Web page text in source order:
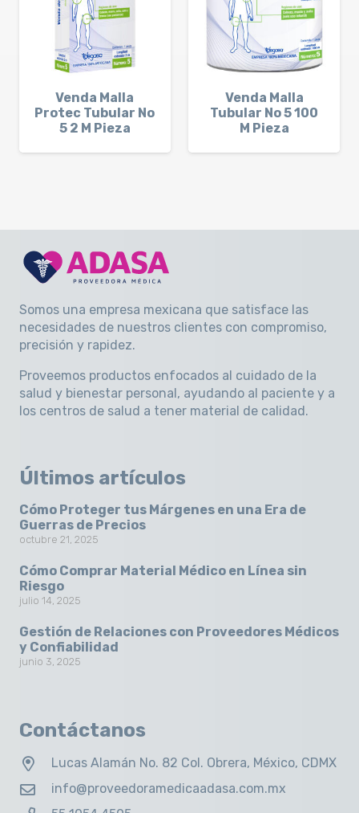
Venda Malla
Protec Tubular No
5 2 M Pieza
Venda Malla
Tubular No 5 100
M Pieza
Somos una empresa mexicana que satisface las
necesidades de nuestros clientes con compromiso,
precisión y rapidez.
Proveemos productos enfocados al cuidado de la
salud y bienestar personal, ayudando al paciente y a
los centros de salud a tener material de calidad.
Últimos artículos
Cómo Proteger tus Márgenes en una Era de
Guerras de Precios
octubre 21, 2025
Cómo Comprar Material Médico en Línea sin
Riesgo
julio 14, 2025
Gestión de Relaciones con Proveedores Médicos
y Confiabilidad
junio 3, 2025
Contáctanos
Lucas Alamán No. 82 Col. Obrera, México, CDMX
info@proveedoramedicaadasa.com.mx